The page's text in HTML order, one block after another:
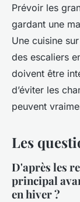
Prévoir les
gardant une
Une cuisine
des escaliers
doivent être
d’éviter les
peuvent
Les
D'après les
principal
en hiver ?